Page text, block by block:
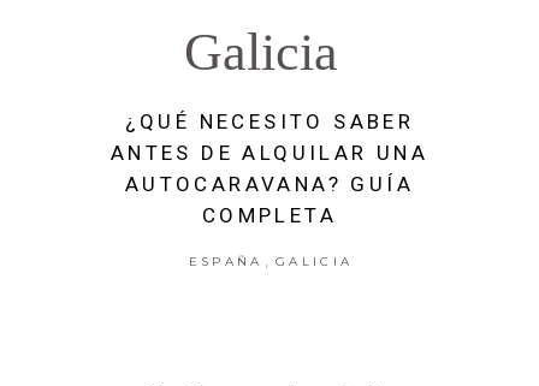
Galicia
¿QUÉ NECESITO SABER
ANTES DE ALQUILAR UNA
AUTOCARAVANA? GUÍA
COMPLETA
ESPAÑA , GALICIA